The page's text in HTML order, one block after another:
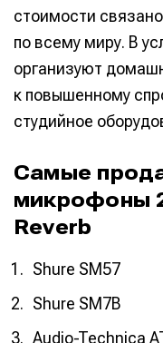
стоимости
по всему миру. В
организуют
к повышенному
студийное
Самые
микрофоны
Reverb
Shure SM57
Shure SM7B
Audio-Technica